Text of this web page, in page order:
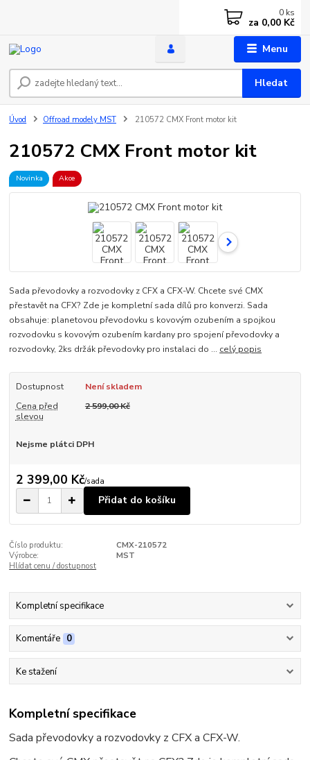
Menu
Hledat
0 ks
za 0,00 Kč
Úvod Offroad modely MST 210572 CMX Front motor kit
210572 CMX Front motor kit
Novinka Akce
Sada převodovky a rozvodovky z CFX a CFX-W. Chcete své CMX
přestavět na CFX? Zde je kompletní sada dílů pro konverzi. Sada
obsahuje: planetovou převodovku s kovovým ozubením a spojkou
rozvodovku s kovovým ozubením kardany pro spojení převodovky a
rozvodovky, 2ks držák převodovky pro instalaci do ... celý popis
Dostupnost
Není skladem
Cena před
slevou
2 599,00 Kč
Nejsme plátci DPH
2 399,00 Kč/sada
Přidat do košíku
Číslo produktu:
CMX-210572
Výrobce:
MST
Hlídat cenu / dostupnost
Kompletní specifikace
Komentáře 0
Ke stažení
Kompletní specifikace
Sada převodovky a rozvodovky z CFX a CFX-W.